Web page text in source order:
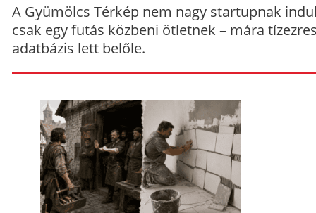
A Gyümölcs Térkép nem nagy startupnak
csak egy futás közbeni ötletnek – mára
adatbázis lett belőle.